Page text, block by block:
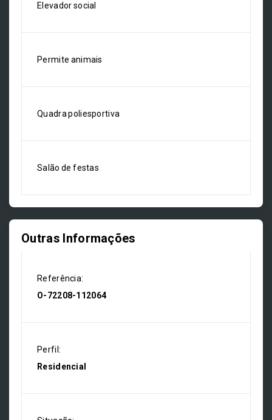
Elevador social
Permite animais
Quadra poliesportiva
Salão de festas
Outras Informações
Referência:
O-72208-112064
Perfil:
Residencial